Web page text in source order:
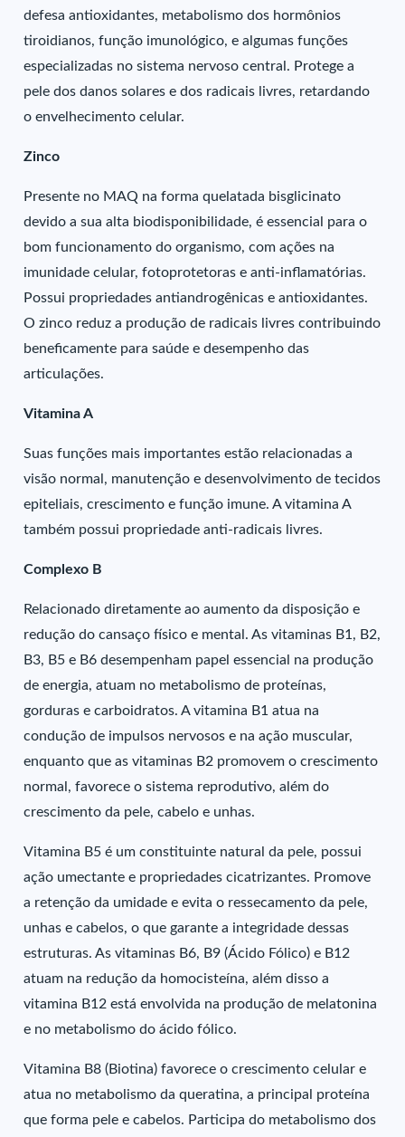
defesa antioxidantes, metabolismo dos hormônios
tiroidianos, função imunológico, e algumas funções
especializadas no sistema nervoso central. Protege a
pele dos danos solares e dos radicais livres, retardando
o envelhecimento celular.
Zinco
Presente no MAQ na forma quelatada bisglicinato
devido a sua alta biodisponibilidade, é essencial para o
bom funcionamento do organismo, com ações na
imunidade celular, fotoprotetoras e anti-inflamatórias.
Possui propriedades antiandrogênicas e antioxidantes.
O zinco reduz a produção de radicais livres contribuindo
beneficamente para saúde e desempenho das
articulações.
Vitamina A
Suas funções mais importantes estão relacionadas a
visão normal, manutenção e desenvolvimento de tecidos
epiteliais, crescimento e função imune. A vitamina A
também possui propriedade anti-radicais livres.
Complexo B
Relacionado diretamente ao aumento da disposição e
redução do cansaço físico e mental. As vitaminas B1, B2,
B3, B5 e B6 desempenham papel essencial na produção
de energia, atuam no metabolismo de proteínas,
gorduras e carboidratos. A vitamina B1 atua na
condução de impulsos nervosos e na ação muscular,
enquanto que as vitaminas B2 promovem o crescimento
normal, favorece o sistema reprodutivo, além do
crescimento da pele, cabelo e unhas.
Vitamina B5 é um constituinte natural da pele, possui
ação umectante e propriedades cicatrizantes. Promove
a retenção da umidade e evita o ressecamento da pele,
unhas e cabelos, o que garante a integridade dessas
estruturas. As vitaminas B6, B9 (Ácido Fólico) e B12
atuam na redução da homocisteína, além disso a
vitamina B12 está envolvida na produção de melatonina
e no metabolismo do ácido fólico.
Vitamina B8 (Biotina) favorece o crescimento celular e
atua no metabolismo da queratina, a principal proteína
que forma pele e cabelos. Participa do metabolismo dos